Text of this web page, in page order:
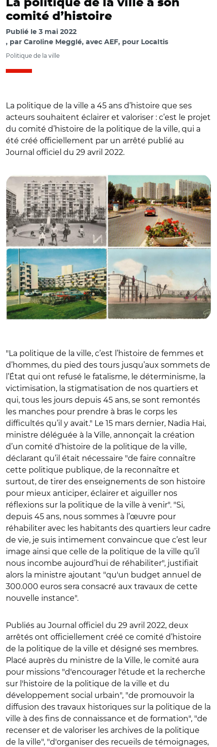
La politique de la ville a son
comité d’histoire
Publié le 3 mai 2022
par Caroline Megglé, avec AEF, pour Localtis
Politique de la ville
La politique de la ville a 45 ans d’histoire que ses
acteurs souhaitent éclairer et valoriser : c’est le projet
du comité d’histoire de la politique de la ville, qui a
été créé officiellement par un arrêté publié au
Journal officiel du 29 avril 2022.
© @renaud_epstein / Fossé de l'Aumône (Gennevilliers),
Minguettes (Vénissieux), Ville Haute (Coulommiers),
"La politique de la ville, c’est l’histoire de femmes et
d’hommes, du pied des tours jusqu’aux sommets de
l’État qui ont refusé le fatalisme, le déterminisme, la
victimisation, la stigmatisation de nos quartiers et
qui, tous les jours depuis 45 ans, se sont remontés
les manches pour prendre à bras le corps les
difficultés qu’il y avait." Le 15 mars dernier, Nadia Hai,
ministre déléguée à la Ville, annonçait la création
d’un comité d’histoire de la politique de la ville,
déclarant qu’il était nécessaire "de faire connaître
cette politique publique, de la reconnaître et
surtout, de tirer des enseignements de son histoire
pour mieux anticiper, éclairer et aiguiller nos
réflexions sur la politique de la ville à venir". "Si,
depuis 45 ans, nous sommes à l’œuvre pour
réhabiliter avec les habitants des quartiers leur cadre
de vie, je suis intimement convaincue que c’est leur
image ainsi que celle de la politique de la ville qu’il
nous incombe aujourd’hui de réhabiliter", justifiait
alors la ministre ajoutant "qu'un budget annuel de
300.000 euros sera consacré aux travaux de cette
nouvelle instance".
Publiés au Journal officiel du 29 avril 2022, deux
arrêtés ont officiellement créé ce comité d’histoire
de la politique de la ville et désigné ses membres.
Placé auprès du ministre de la Ville, le comité aura
pour missions "d'encourager l'étude et la recherche
sur l'histoire de la politique de la ville et du
développement social urbain", "de promouvoir la
diffusion des travaux historiques sur la politique de la
ville à des fins de connaissance et de formation", "de
recenser et de valoriser les archives de la politique
de la ville", "d'organiser des recueils de témoignages,